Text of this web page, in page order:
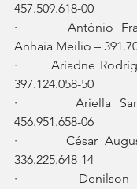
457.509.618-00
·       Antônio
Anhaia Meilio –
·       Ariadne
397.124.058-50
·       Ariella
456.951.658-06
·       César
336.225.648-14
·       Denilson